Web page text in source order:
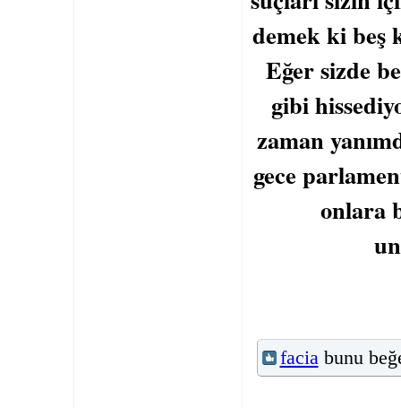
demek ki beş
Eğer sizde
gibi
zaman
gece
onlara
faciabunu